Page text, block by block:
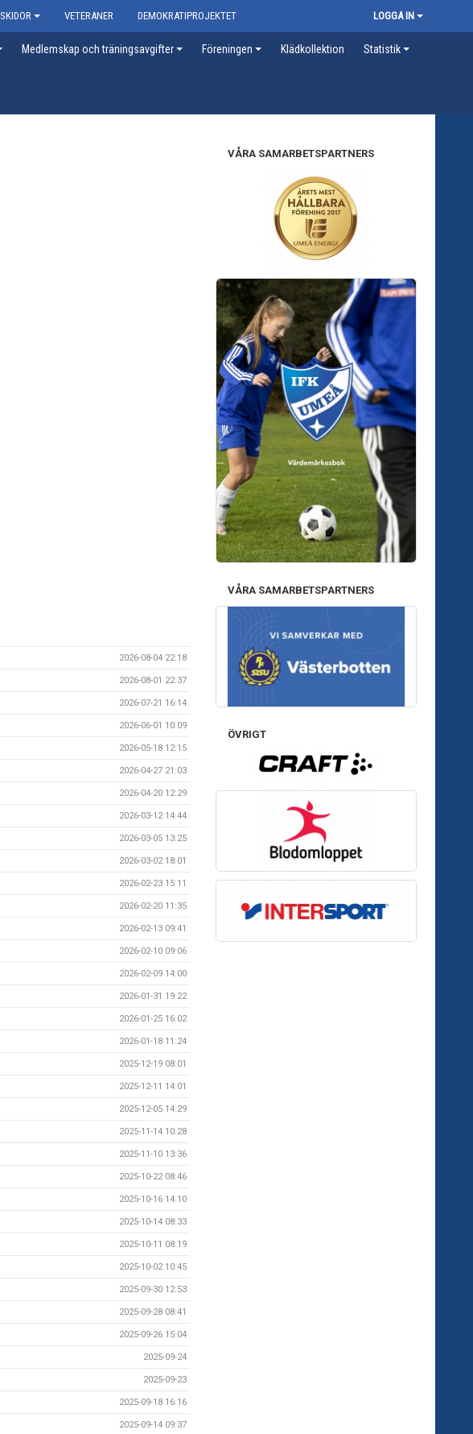
SKIDOR VETERANER DEMOKRATIPROJEKTET LOGGA IN
Medlemskap och träningsavgifter Föreningen Klädkollektion Statistik
2026-08-04 22:18
2026-08-01 22:37
2026-07-21 16:14
2026-06-01 10:09
2026-05-18 12:15
2026-04-27 21:03
2026-04-20 12:29
2026-03-12 14:44
2026-03-05 13:25
2026-03-02 18:01
2026-02-23 15:11
2026-02-20 11:35
2026-02-13 09:41
2026-02-10 09:06
2026-02-09 14:00
2026-01-31 19:22
2026-01-25 16:02
2026-01-18 11:24
2025-12-19 08:01
2025-12-11 14:01
2025-12-05 14:29
2025-11-14 10:28
2025-11-10 13:36
2025-10-22 08:46
2025-10-16 14:10
2025-10-14 08:33
2025-10-11 08:19
2025-10-02 10:45
2025-09-30 12:53
2025-09-28 08:41
2025-09-26 15:04
2025-09-24
2025-09-23
2025-09-18 16:16
2025-09-14 09:37
VÅRA SAMARBETSPARTNERS
VÅRA SAMARBETSPARTNERS
ÖVRIGT